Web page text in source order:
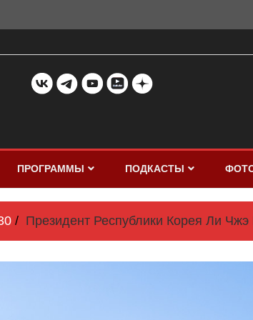
ПРОГРАММЫ ПОДКАСТЫ
Президент Республики Корея Ли